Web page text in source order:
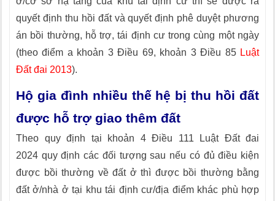
quyết định thu hồi đất và quyết định phê duyệt phương
án bồi thường, hỗ trợ, tái định cư trong cùng một ngày
(theo điểm a khoản 3 Điều 69, khoản 3 Điều 85 Luật
Đất đai 2013).
Hộ gia đình nhiều thế hệ bị thu hồi đất
được hỗ trợ giao thêm đất
Theo quy định tại khoản 4 Điều 111 Luật Đất đai
2024 quy định các đối tượng sau nếu có đủ điều kiện
được bồi thường về đất ở thì được bồi thường bằng
đất ở/nhà ở tại khu tái định cư/địa điểm khác phù hợp